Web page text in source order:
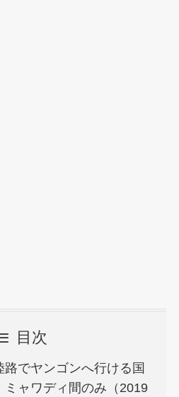
目次
でヤンゴンへ行ける国
ミャワディ間のみ（2019